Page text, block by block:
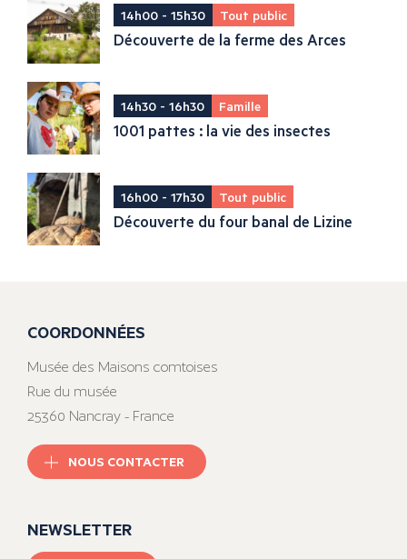
14h00 - 15h30 Tout public
Découverte de la ferme des Arces
14h30 - 16h30 Famille
1001 pattes : la vie des insectes
16h00 - 17h30 Tout public
Découverte du four banal de Lizine
COORDONNÉES
Musée des Maisons comtoises
Rue du musée
25360 Nancray - France
NOUS CONTACTER
NEWSLETTER